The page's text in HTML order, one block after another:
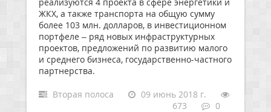
ЖКХ, а также транспорта на общую сумму
более 103 млн. долларов, в инвестиционном
портфеле – ряд новых инфраструктурных
проектов, предложений по развитию малого
и среднего бизнеса, государственно-частного
партнерства.
Вторая полоса
09 июнь 2018 г.
673
0